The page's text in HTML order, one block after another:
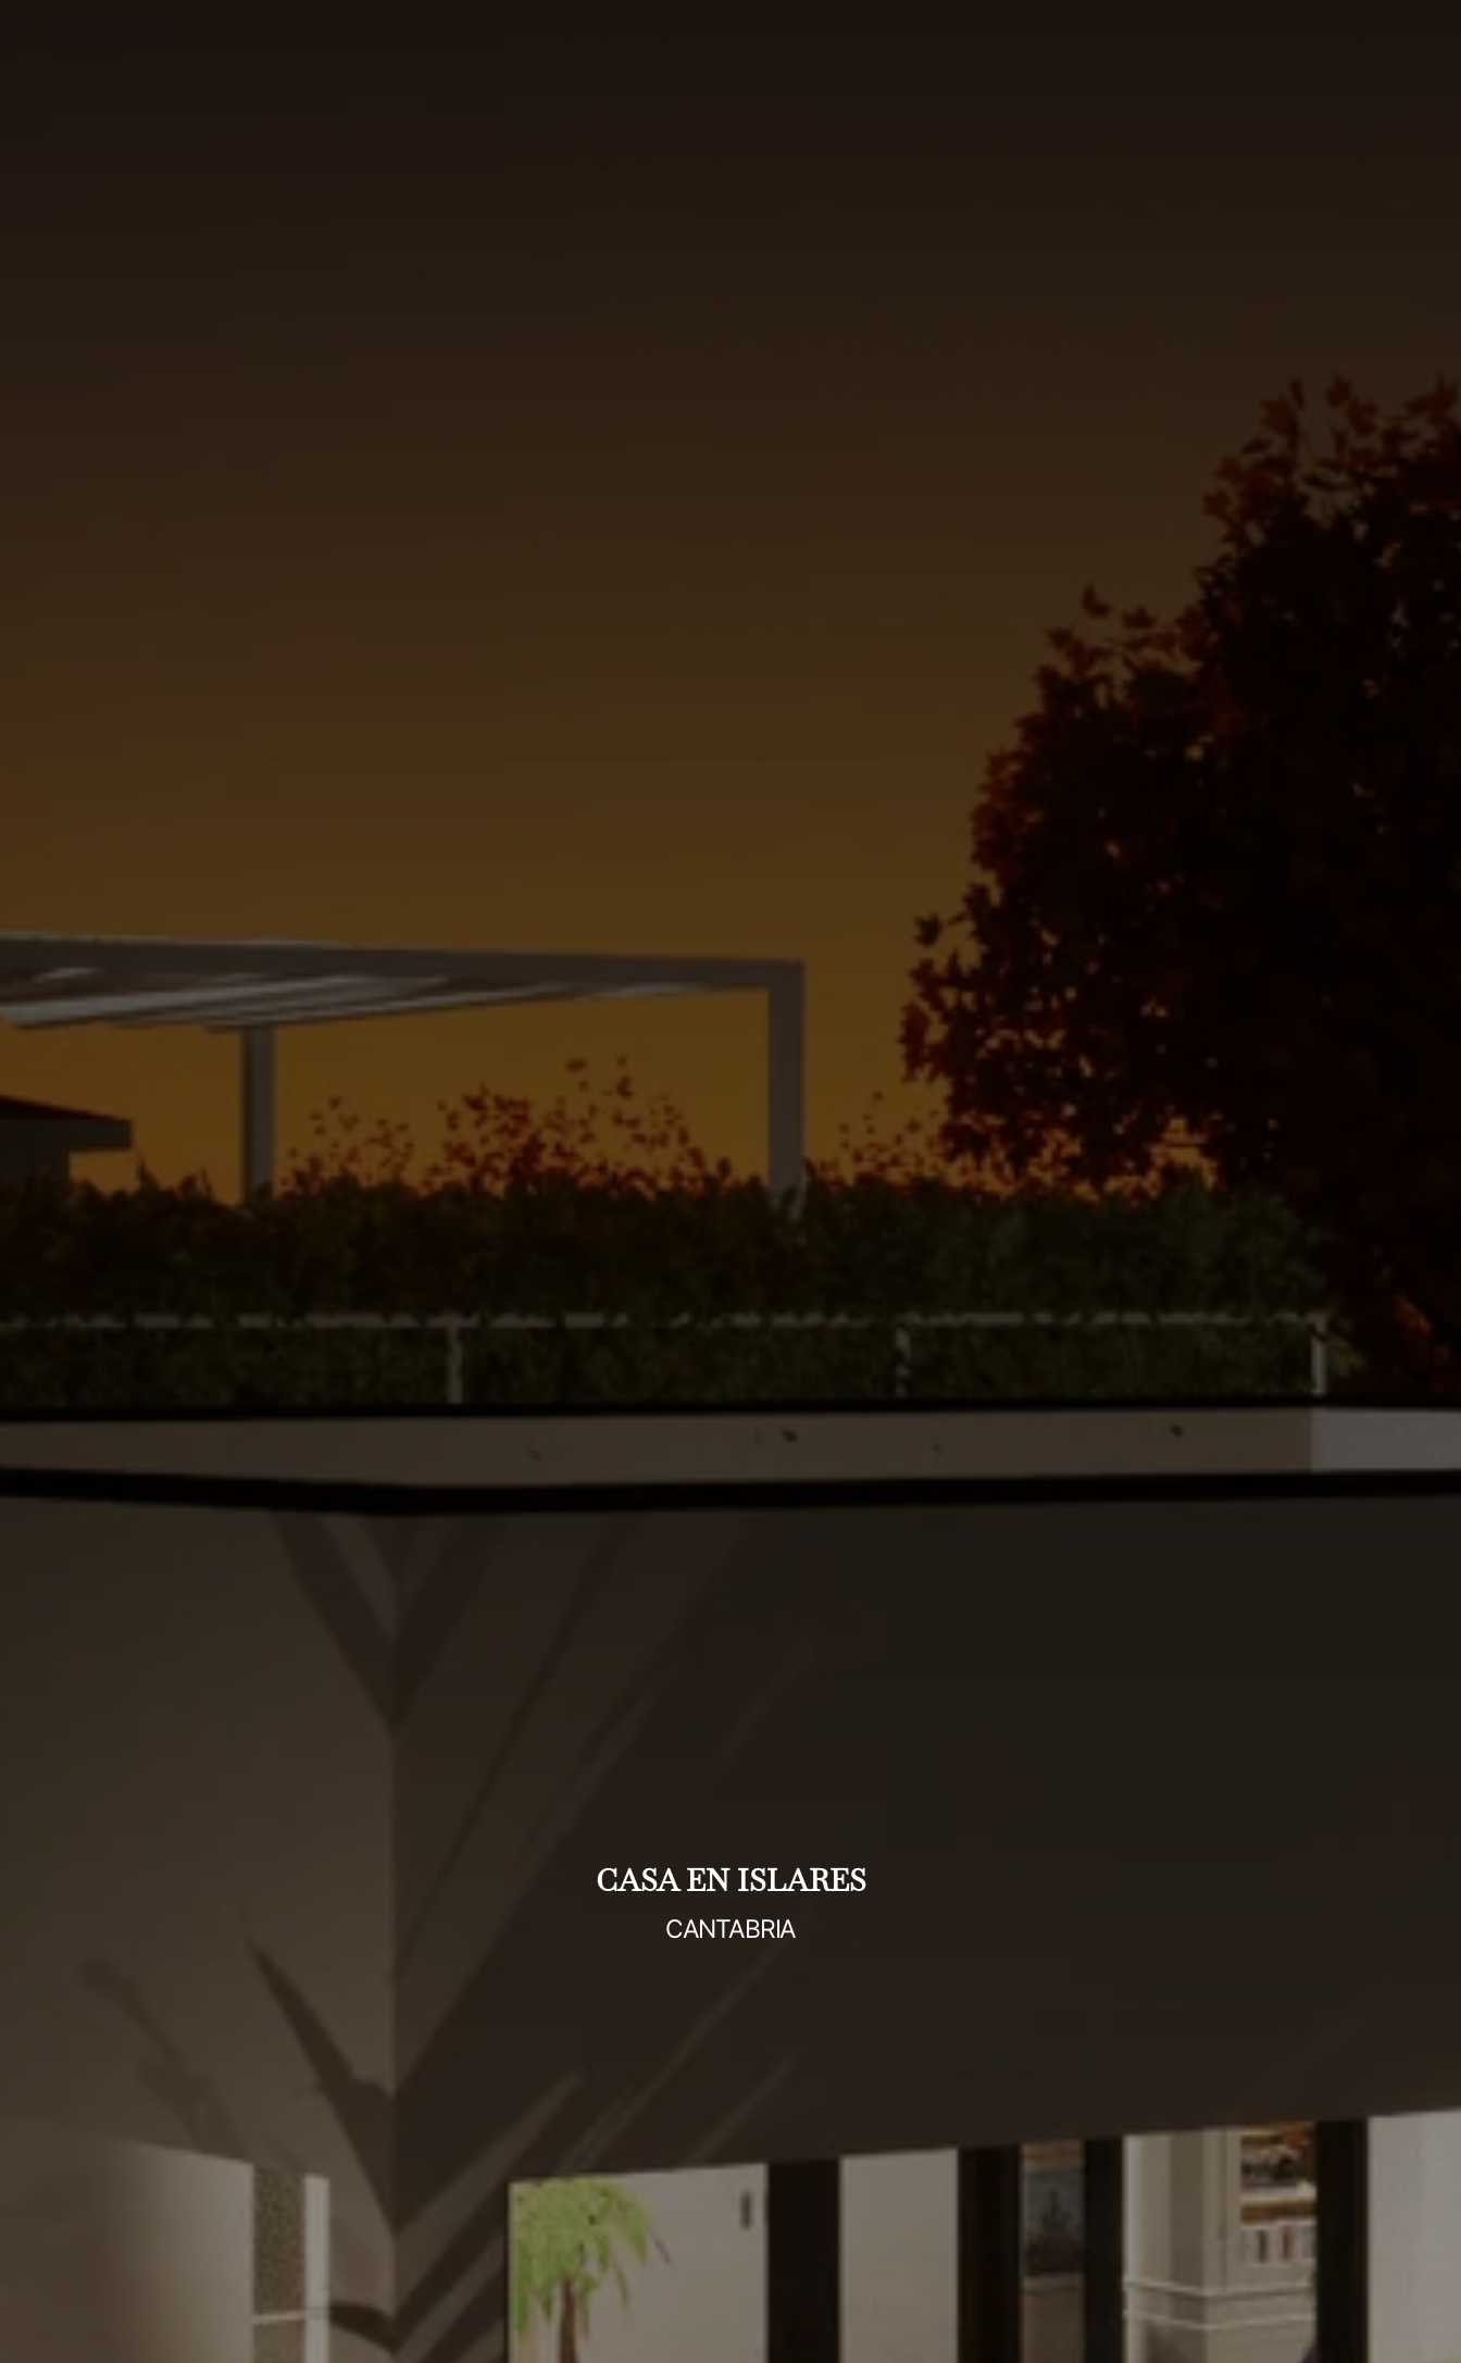
CASA EN ISLARES
CANTABRIA